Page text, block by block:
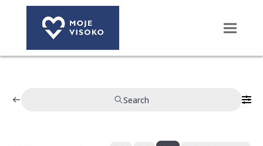
Search